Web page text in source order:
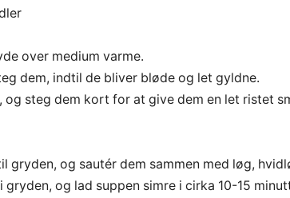
over medium varme.
dem, indtil de bliver bløde og let gyldne.
steg dem kort for at give dem en let ristet
og sautér dem sammen med løg,
og lad suppen simre i cirka 10-15